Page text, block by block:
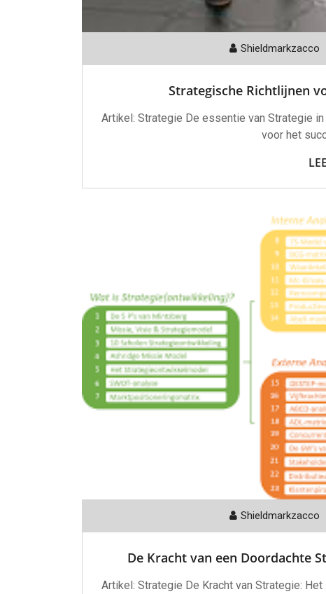
Shieldmarkzacco
Strategische Richtlijnen
Artikel: Strategie De essentie van Strategie
voor het
Shieldmarkzacco
De Kracht van een Doordachte
Artikel: Strategie De Kracht van Strategie: